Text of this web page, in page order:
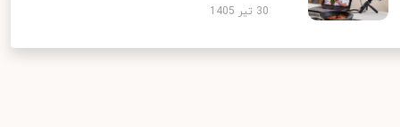
30 تیر 1405